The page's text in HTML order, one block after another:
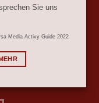
Sie uns